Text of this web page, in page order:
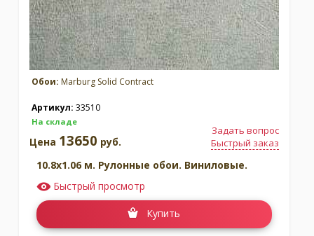
Обои: Marburg Solid Contract
Артикул: 33510
На складе
Задать вопрос
Быстрый заказ
Цена 13650 руб.
10.8x1.06 м. Рулонные обои. Виниловые.
Быстрый просмотр
Купить